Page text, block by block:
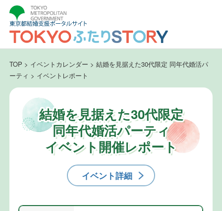
TOP > イベントカレンダー > 結婚を見据えた30代限定 同年代婚活パ
ーティ > イベントレポート
結婚を見据えた30代限定
同年代婚活パーティ
イベント開催レポート
イベント詳細